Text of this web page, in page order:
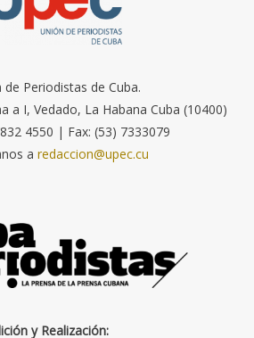
de Periodistas de Cuba.
a I, Vedado, La Habana Cuba (10400)
4550 | Fax: (53) 7333079
a redaccion@upec.cu
y Realización: